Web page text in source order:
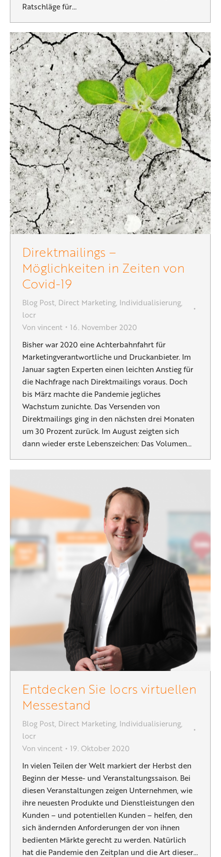
Ratschläge für…
Direktmailings –
Möglichkeiten in Zeiten von
Covid-19
Blog Post, Direct Marketing, Individualisierung,
locr
Von vincent
16. November 2020
Bisher war 2020 eine Achterbahnfahrt für
Marketingverantwortliche und Druckanbieter. Im
Januar sagten Experten einen leichten Anstieg für
die Nachfrage nach Direktmailings voraus. Doch
bis März machte die Pandemie jegliches
Wachstum zunichte. Das Versenden von
Direktmailings ging in den nächsten drei Monaten
um 30 Prozent zurück. Im August zeigten sich
dann wieder erste Lebenszeichen: Das Volumen…
Entdecken Sie locrs virtuellen
Messestand
Blog Post, Direct Marketing, Individualisierung,
locr
Von vincent
19. Oktober 2020
In vielen Teilen der Welt markiert der Herbst den
Beginn der Messe- und Veranstaltungssaison. Bei
diesen Veranstaltungen zeigen Unternehmen, wie
ihre neuesten Produkte und Dienstleistungen den
Kunden – und potentiellen Kunden – helfen, den
sich ändernden Anforderungen der von ihnen
bedienten Märkte gerecht zu werden. Natürlich
hat die Pandemie den Zeitplan und die Art dieser…